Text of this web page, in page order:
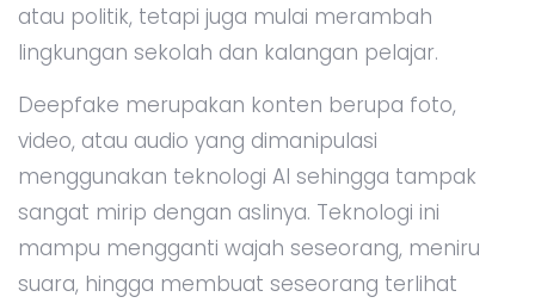
atau politik, tetapi juga mulai merambah
lingkungan sekolah dan kalangan pelajar.
Deepfake merupakan konten berupa foto,
video, atau audio yang dimanipulasi
menggunakan teknologi AI sehingga tampak
sangat mirip dengan aslinya. Teknologi ini
mampu mengganti wajah seseorang, meniru
suara, hingga membuat seseorang terlihat